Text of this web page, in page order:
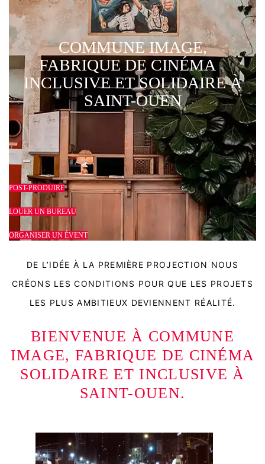
COMMUNE IMAGE,
FABRIQUE DE CINÉMA
INCLUSIVE ET SOLIDAIRE À
SAINT-OUEN
POST-PRODUIRE
LOUER UN BUREAU
ORGANISER UN ÉVENT
DE L’IDÉE À LA PREMIÈRE PROJECTION NOUS
CRÉONS LES CONDITIONS POUR QUE LES PROJETS
LES PLUS AMBITIEUX DEVIENNENT RÉALITÉ.
BIENVENUE À COMMUNE
IMAGE, FABRIQUE DE CINÉMA
SOLIDAIRE ET INCLUSIVE À
SAINT-OUEN.